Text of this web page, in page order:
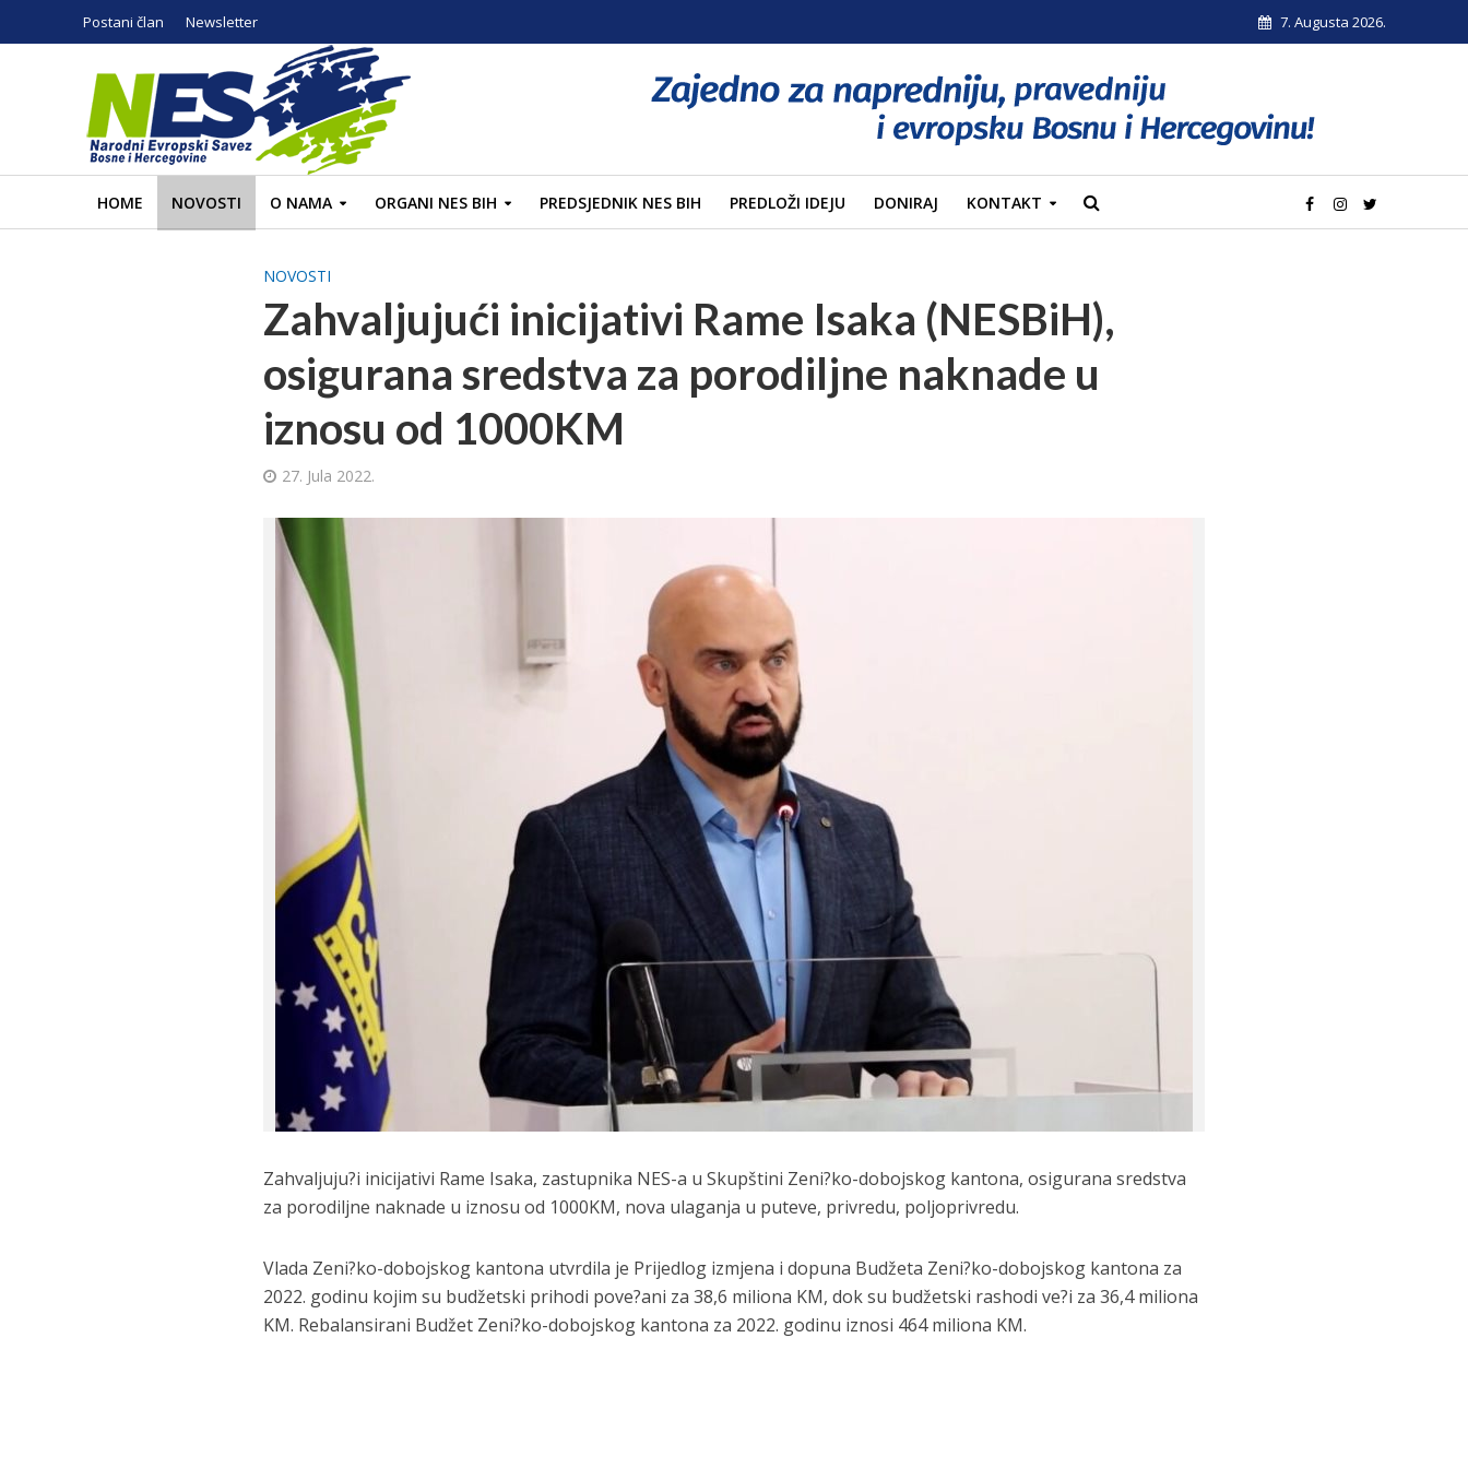
Postani član Newsletter 7. Augusta 2026.
HOME NOVOSTI O NAMA ORGANI NES BIH PREDSJEDNIK NES BIH PREDLOŽI IDEJU DONIRAJ KONTAKT
NOVOSTI
Zahvaljujući inicijativi Rame Isaka (NESBiH),
osigurana sredstva za porodiljne naknade u
iznosu od 1000KM
27. Jula 2022.
Zahvaljuju?i inicijativi Rame Isaka, zastupnika NES-a u Skupštini Zeni?ko-dobojskog kantona, osigurana sredstva
za porodiljne naknade u iznosu od 1000KM, nova ulaganja u puteve, privredu, poljoprivredu.
Vlada Zeni?ko-dobojskog kantona utvrdila je Prijedlog izmjena i dopuna Budžeta Zeni?ko-dobojskog kantona za
2022. godinu kojim su budžetski prihodi pove?ani za 38,6 miliona KM, dok su budžetski rashodi ve?i za 36,4 miliona
KM. Rebalansirani Budžet Zeni?ko-dobojskog kantona za 2022. godinu iznosi 464 miliona KM.